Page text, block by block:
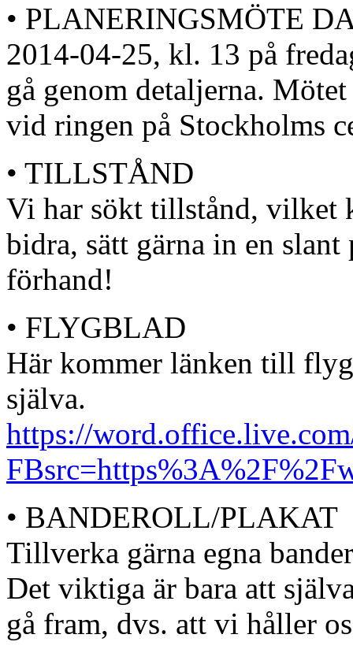
• PLANERINGSMÖTE
2014-04-25, kl. 13 på
gå genom detaljerna.
vid ringen på Stockholms
• TILLSTÅND
Vi har sökt tillstånd, vilket
bidra, sätt gärna in en
förhand!
• FLYGBLAD
Här kommer länken till
själva.
https://
• BANDEROLL/PLAKAT
Tillverka gärna egna
Det viktiga är bara att
gå fram, dvs. att vi håller